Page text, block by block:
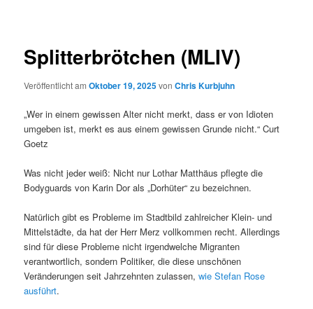
Splitterbrötchen (MLIV)
Veröffentlicht amOktober 19, 2025vonChris Kurbjuhn
„Wer in einem gewissen Alter nicht merkt, dass er von Idioten
umgeben ist, merkt es aus einem gewissen Grunde nicht.“ Curt
Goetz
Was nicht jeder weiß: Nicht nur Lothar Matthäus pflegte die
Bodyguards von Karin Dor als „Dorhüter“ zu bezeichnen.
Natürlich gibt es Probleme im Stadtbild zahlreicher Klein- und
Mittelstädte, da hat der Herr Merz vollkommen recht. Allerdings
sind für diese Probleme nicht irgendwelche Migranten
verantwortlich, sondern Politiker, die diese unschönen
Veränderungen seit Jahrzehnten zulassen,wie Stefan Rose
ausführt.